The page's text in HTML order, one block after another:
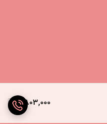
2,803,000